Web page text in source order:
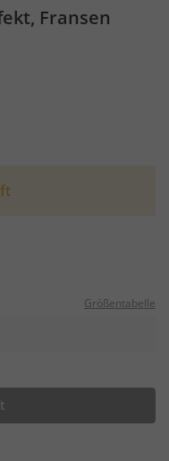
Fransen
Größentabelle